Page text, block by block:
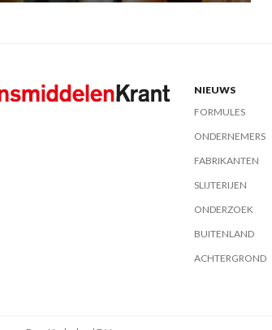
NIEUWS
FORMULES
ONDERNEMERS
FABRIKANTEN
SLIJTERIJEN
ONDERZOEK
BUITENLAND
ACHTERGROND